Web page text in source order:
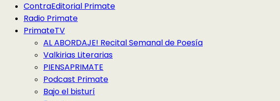
ContraEditorial Primate
Radio Primate
PrimateTV
AL ABORDAJE! Recital Semanal de Poesía
Valkirias Literarias
PIENSAPRIMATE
Podcast Primate
Bajo el bisturí